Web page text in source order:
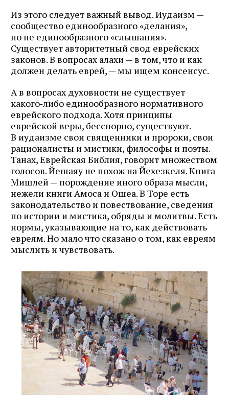
Из этого следует важный вывод. Иудаизм —
сообщество единообразного «делания»,
но не единообразного «слышания».
Существует авторитетный свод еврейских
законов. В вопросах алахи — в том, что и как
должен делать еврей, — мы ищем консенсус.
А в вопросах духовности не существует
какого‑либо единообразного нормативного
еврейского подхода. Хотя принципы
еврейской веры, бесспорно, существуют.
В иудаизме свои священники и пророки, свои
рационалисты и мистики, философы и поэты.
Танах, Еврейская Библия, говорит множеством
голосов. Йешаяу не похож на Йехезкеля. Книга
Мишлей — порождение иного образа мысли,
нежели книги Амоса и Ошеа. В Торе есть
законодательство и повествование, сведения
по истории и мистика, обряды и молитвы. Есть
нормы, указывающие на то, как действовать
евреям. Но мало что сказано о том, как евреям
мыслить и чувствовать.